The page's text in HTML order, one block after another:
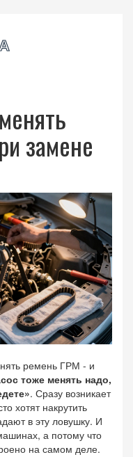
замене
ремень ГРМ - и
тоже менять надо,
. Сразу возникает
хотят накрутить
в эту ловушку. И
а потому что
на самом деле.